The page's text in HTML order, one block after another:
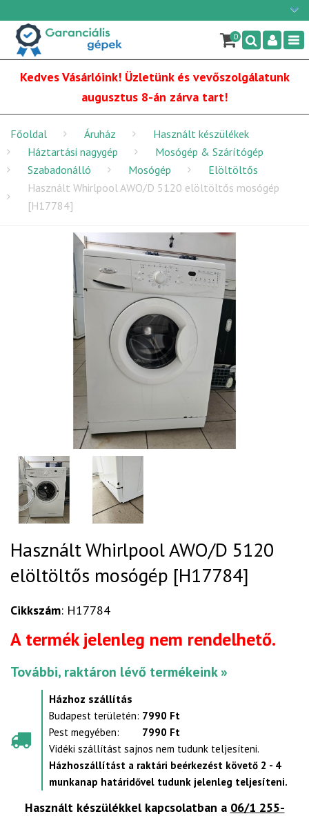
×
0
Kedves Vásárlóink! Üzletünk és vevőszolgálatunk
augusztus 8-án zárva tart!
Főoldal Áruház
Használt készülékek
Háztartási nagygép
Mosógép & Szárítógép
Szabadonálló
Mosógép
Elöltöltős
Használt Whirlpool AWO/D 5120 elöltöltős mosógép
[H17784]
Használt Whirlpool AWO/D 5120
elöltöltős mosógép [H17784]
Cikkszám: H17784
A termék jelenleg nem rendelhető.
További, raktáron lévő termékeink »
Házhoz szállítás
Budapest területén: 7990 Ft
Pest megyében:
7990 Ft
Vidéki szállítást sajnos nem tudunk teljesíteni.
Házhoszállítást a raktári beérkezést követő 2 - 4
munkanap határidővel tudunk jelenleg teljesíteni.
Használt készülékkel kapcsolatban a 06/1 255-